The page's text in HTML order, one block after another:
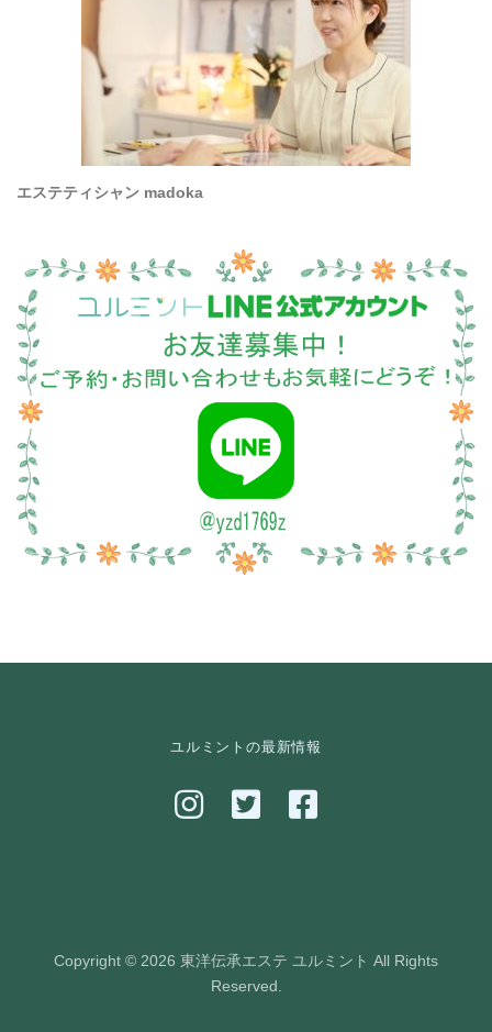
エステティシャン madoka
ユルミントの最新情報
Copyright © 2026 東洋伝承エステ ユルミント All Rights
Reserved.